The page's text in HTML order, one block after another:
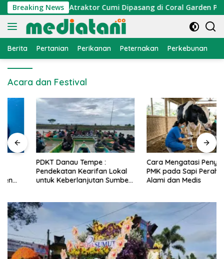
Langsung
ke
konten
Breaking News
Nelayan, Atraktor Cumi Dipasang di Coral Garden Pulau
Berita Pertanian Perikanan Peternakan Perkebunan
Acara dan Festival
PDKT Danau Tempe :
Pendekatan Kearifan Lokal
untuk Keberlanjutan Sumber
Cara Mengatasi Penyakit
PMK pada Sapi Perah Secara
Alami dan Medis